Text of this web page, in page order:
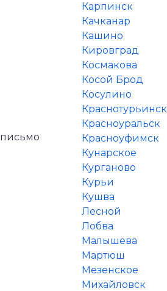
Карпинск
Качканар
Кашино
Кировград
Космакова
Косой Брод
Косулино
Краснотурьинск
Красноуральск
Красноуфимск
Кунарское
Курганово
Курьи
Кушва
Лесной
Лобва
Малышева
Мартюш
Мезенское
Михайловск